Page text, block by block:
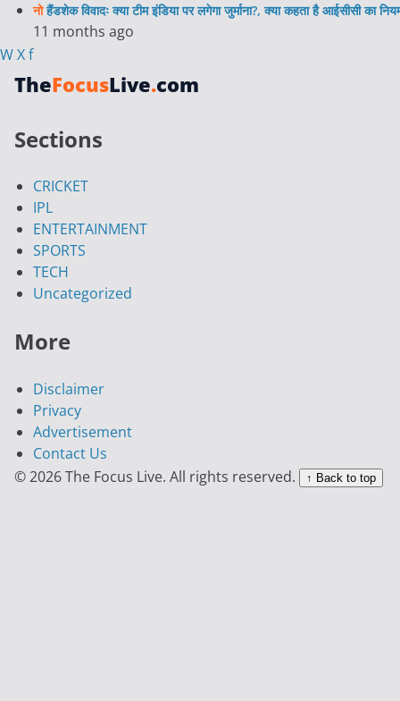
नोहैंडशेक विवादः क्या टीम इंडिया पर लगेगा जुर्माना?, क्या कहता है आईसीसी का
11 months ago
WXf
TheFocusLive.com
Sections
CRICKET
IPL
ENTERTAINMENT
SPORTS
TECH
Uncategorized
More
Disclaimer
Privacy
Advertisement
Contact Us
© 2026 The Focus Live. All rights reserved.
↑ Back to top